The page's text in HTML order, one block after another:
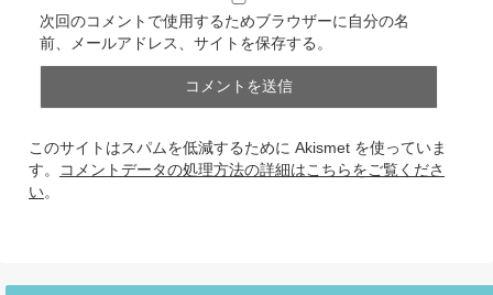
次回のコメントで使用するためブラウザーに自分の名
前、メールアドレス、サイトを保存する。
このサイトはスパムを低減するために Akismet を使っていま
す。
コメントデータの処理方法の詳細はこちらをご覧くださ
い。